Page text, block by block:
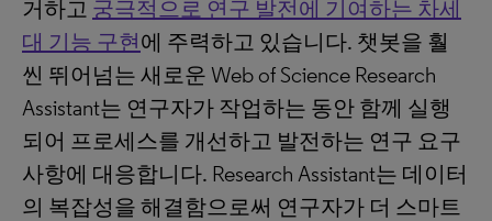
거하고 궁극적으로 연구 발전에 기여하는 차세
대 기능 구현에 주력하고 있습니다. 챗봇을 훨
씬 뛰어넘는 새로운 Web of Science Research
Assistant는 연구자가 작업하는 동안 함께 실행
되어 프로세스를 개선하고 발전하는 연구 요구
사항에 대응합니다. Research Assistant는 데이터
의 복잡성을 해결함으로써 연구자가 더 스마트